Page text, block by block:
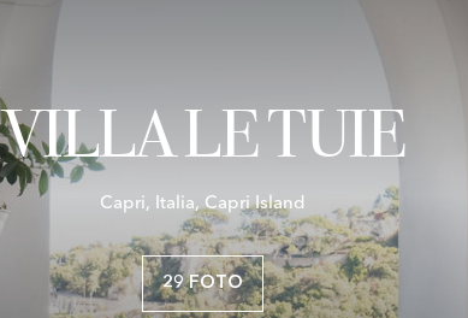
VILLA LE TUIE
Capri, Italia, Capri Island
29 FOTO